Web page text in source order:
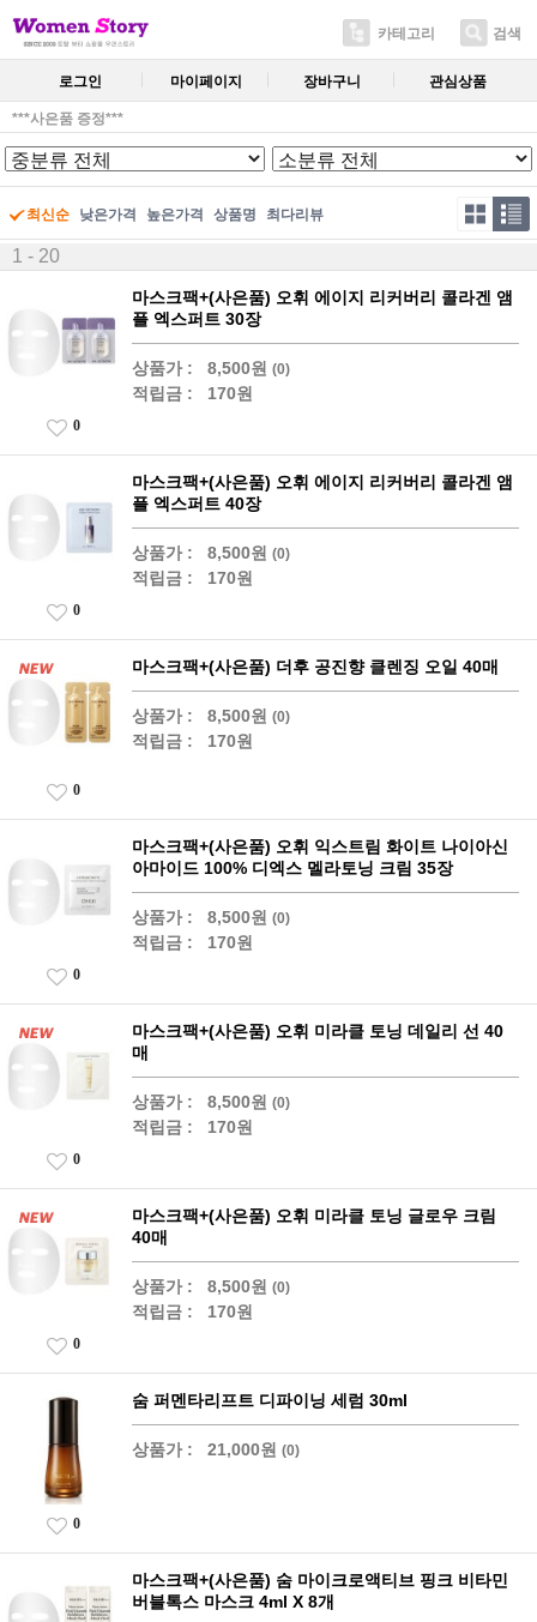
카테고리 검색
로그인 마이페이지 장바구니 관심상품
***사은품 증정***
최신순 낮은가격 높은가격 상품명 최다리뷰
1 - 20
마스크팩+(사은품) 오휘 에이지 리커버리 콜라겐 앰
플 엑스퍼트 30장
상품가 : 8,500원 (0)
적립금 : 170원
0
마스크팩+(사은품) 오휘 에이지 리커버리 콜라겐 앰
플 엑스퍼트 40장
상품가 : 8,500원 (0)
적립금 : 170원
0
마스크팩+(사은품) 더후 공진향 클렌징 오일 40매
상품가 : 8,500원 (0)
적립금 : 170원
0
마스크팩+(사은품) 오휘 익스트림 화이트 나이아신
아마이드 100% 디엑스 멜라토닝 크림 35장
상품가 : 8,500원 (0)
적립금 : 170원
0
마스크팩+(사은품) 오휘 미라클 토닝 데일리 선 40
매
상품가 : 8,500원 (0)
적립금 : 170원
0
마스크팩+(사은품) 오휘 미라클 토닝 글로우 크림
40매
상품가 : 8,500원 (0)
적립금 : 170원
0
숨 퍼멘타리프트 디파이닝 세럼 30ml
상품가 : 21,000원 (0)
0
마스크팩+(사은품) 숨 마이크로액티브 핑크 비타민
버블톡스 마스크 4ml X 8개